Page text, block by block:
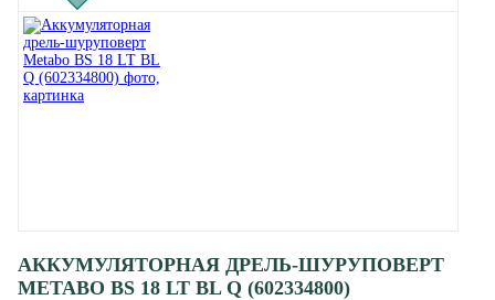
АККУМУЛЯТОРНАЯ ДРЕЛЬ-ШУРУПОВЕРТ
METABO BS 18 LT BL Q (602334800)